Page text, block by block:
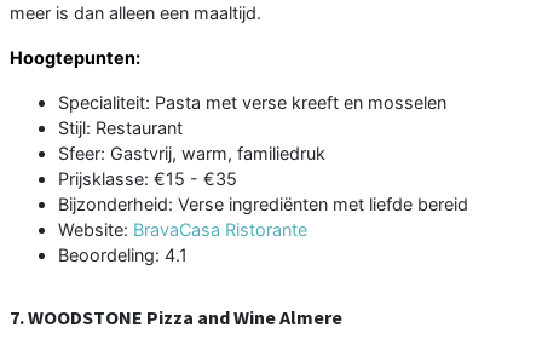
meer is dan alleen een maaltijd.
Hoogtepunten:
Specialiteit: Pasta met verse kreeft en mosselen
Stijl: Restaurant
Sfeer: Gastvrij, warm, familiedruk
Prijsklasse: €15 - €35
Bijzonderheid: Verse ingrediënten met liefde bereid
Website: BravaCasa Ristorante
Beoordeling: 4.1
7. WOODSTONE Pizza and Wine Almere